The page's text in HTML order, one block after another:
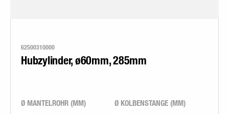
62500310000
Hubzylinder, ø60mm, 285mm
Ø MANTELROHR (MM) Ø KOLBENSTANGE (MM)